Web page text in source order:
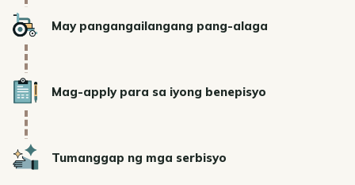
Icon May pangangailangang pang-alaga
Icon Mag-apply para sa iyong benepisyo
Icon Tumanggap ng mga serbisyo